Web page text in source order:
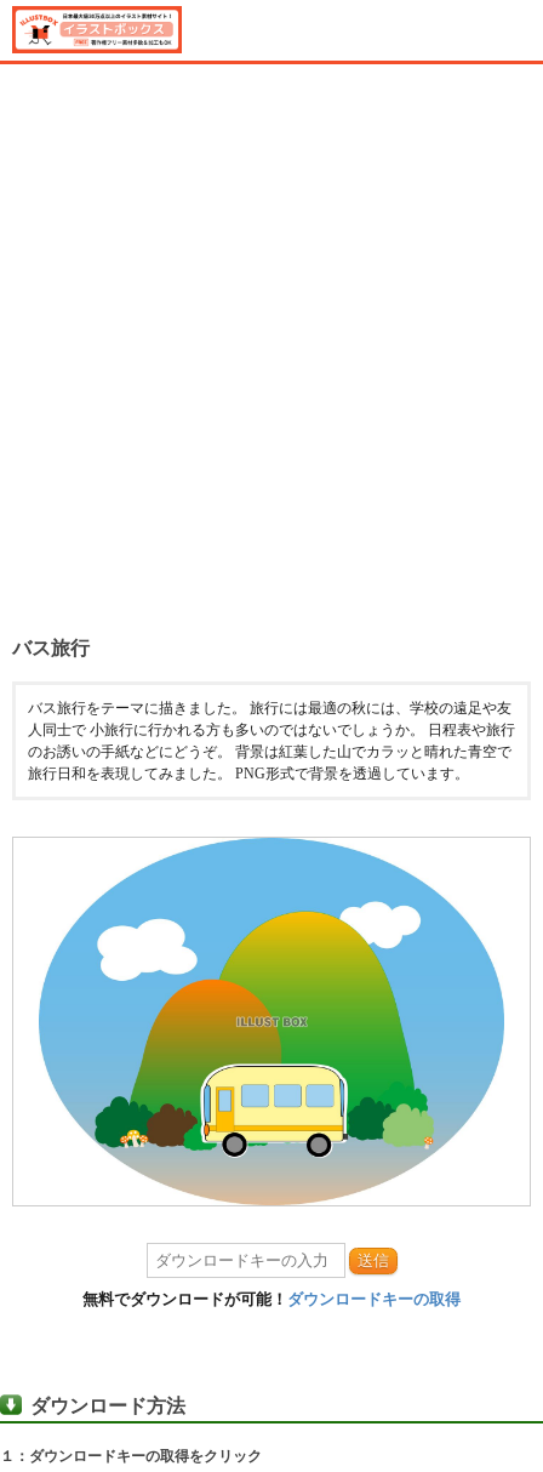
バス旅行
バス旅行をテーマに描きました。 旅行には最適の秋には、学校の遠足や友
人同士で 小旅行に行かれる方も多いのではないでしょうか。 日程表や旅行
のお誘いの手紙などにどうぞ。 背景は紅葉した山でカラッと晴れた青空で
旅行日和を表現してみました。 PNG形式で背景を透過しています。
送信
無料でダウンロードが可能！ ダウンロードキーの取得
ダウンロード方法
１：ダウンロードキーの取得をクリック